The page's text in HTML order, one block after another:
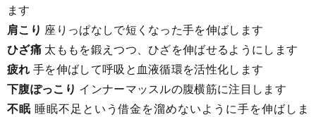
ます
肩こり 座りっぱなしで短くなった手を伸ばします
ひざ痛太ももを鍛えつつ、ひざを伸ばせるようにします
疲れ 手を伸ばして呼吸と血液循環を活性化します
下腹ぽっこり インナーマッスルの腹横筋に注目します
不眠睡眠不足という借金を溜めないように手を伸ばしま